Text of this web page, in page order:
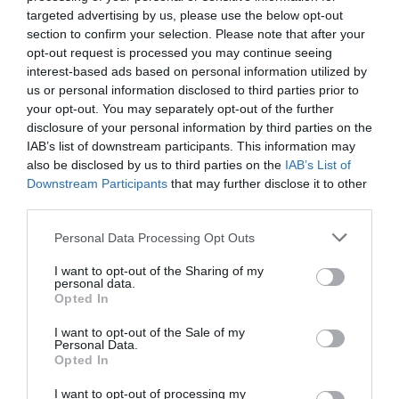
targeted advertising by us, please use the below opt-out
section to confirm your selection. Please note that after your
opt-out request is processed you may continue seeing
interest-based ads based on personal information utilized by
us or personal information disclosed to third parties prior to
your opt-out. You may separately opt-out of the further
disclosure of your personal information by third parties on the
IAB’s list of downstream participants. This information may
also be disclosed by us to third parties on the IAB’s List of
Downstream Participants that may further disclose it to other
Personal Data Processing Opt Outs
I want to opt-out of the Sharing of my
personal data.
Opted In
I want to opt-out of the Sale of my
Personal Data.
Opted In
I want to opt-out of processing my
complexitat del projecte, perquè són obres en
una zona densament poblada i amb múltiples
connexions ferroviàries que han provocat
nombrosos retards. L'estació tampoc s'ha escapat
dels problemes financers, que han provocat
aturades en la construcció i reprogramacions a
causa de la crisi financera del 2008. A aquests
contratemps també s'ha de sumar modificacions
contractuals i renegociacions de contractes, a
més de la pandèmia de la covid-19 i les mesures
de seguretat addicionals. Un efecte curiós té a
En efecte, durant les obres de construcció de la
nova estació, s'han trobat nombroses restes